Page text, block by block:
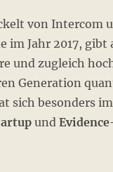
von Intercom
im Jahr 2017, gibt
und zugleich
Generation
sich besonders
und